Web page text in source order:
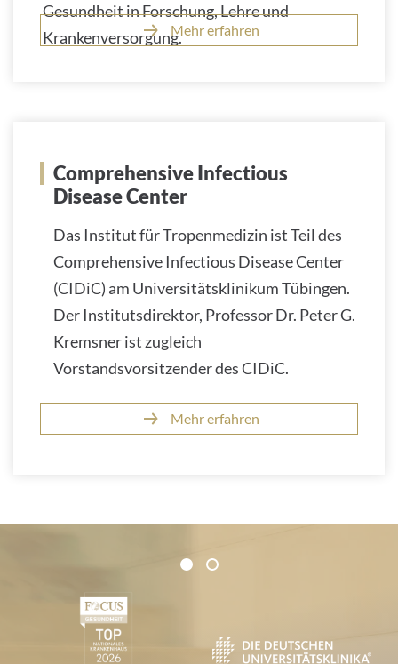
Gesundheit in Forschung, Lehre und
Krankenversorgung.Mehr erfahren
Comprehensive Infectious
Disease Center
Das Institut für Tropenmedizin ist Teil des
Comprehensive Infectious Disease Center
(CIDiC) am Universitätsklinikum Tübingen.
Der Institutsdirektor, Professor Dr. Peter G.
Kremsner ist zugleich
Vorstandsvorsitzender des CIDiC.
Mehr erfahren
Zertifikate und Verbände
1 2